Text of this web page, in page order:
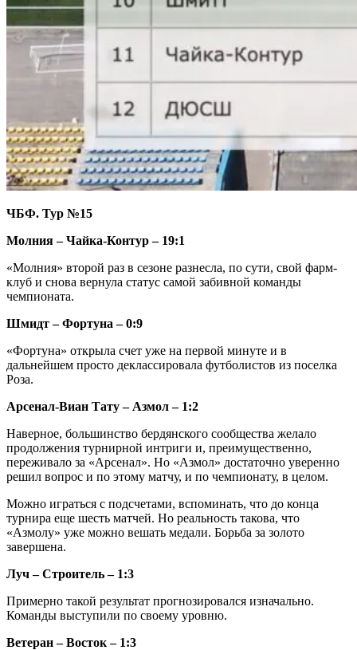
ЧБФ. Тур №15
Молния – Чайка-Контур – 19:1
«Молния» второй раз в сезоне разнесла, по сути, свой фарм-
клуб и снова вернула статус самой забивной команды
чемпионата.
Шмидт – Фортуна – 0:9
«Фортуна» открыла счет уже на первой минуте и в
дальнейшем просто деклассировала футболистов из поселка
Роза.
Арсенал-Виан Тату – Азмол – 1:2
Наверное, большинство бердянского сообщества желало
продолжения турнирной интриги и, преимущественно,
переживало за «Арсенал». Но «Азмол» достаточно уверенно
решил вопрос и по этому матчу, и по чемпионату, в целом.
Можно играться с подсчетами, вспоминать, что до конца
турнира еще шесть матчей. Но реальность такова, что
«Азмолу» уже можно вешать медали. Борьба за золото
завершена.
Луч – Строитель – 1:3
Примерно такой результат прогнозировался изначально.
Команды выступили по своему уровню.
Ветеран – Восток – 1:3